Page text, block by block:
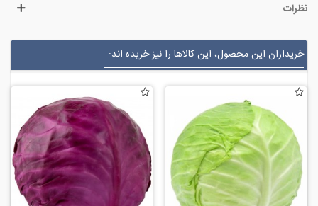
نظرات
خریداران این محصول، این کالاها را نیز خریده اند: